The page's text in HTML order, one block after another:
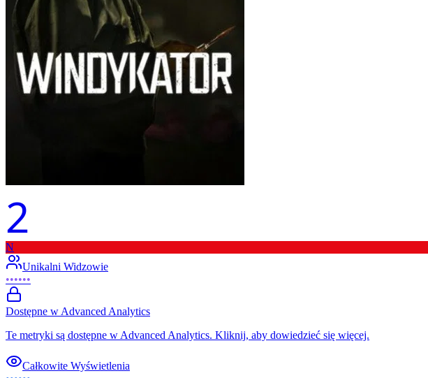
2
N
Unikalni Widzowie
••••••
Dostępne w Advanced Analytics
Te metryki są dostępne w Advanced Analytics. Kliknij, aby dowiedzieć się więcej.
Całkowite Wyświetlenia